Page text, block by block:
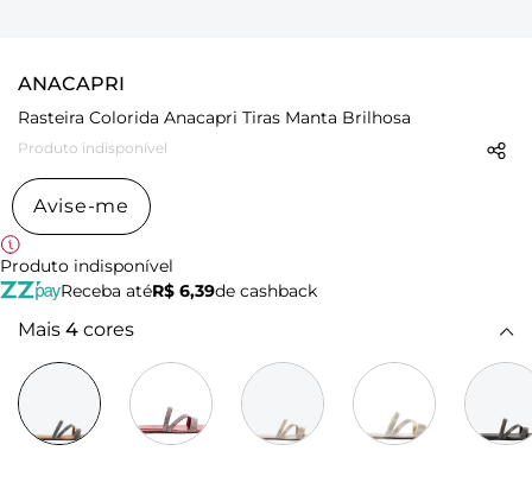
ANACAPRI
Rasteira Colorida Anacapri Tiras Manta Brilhosa
Produto indisponível
Avise-me
Produto indisponível
Receba atéR$ 6,39de cashback
Mais 4 cores